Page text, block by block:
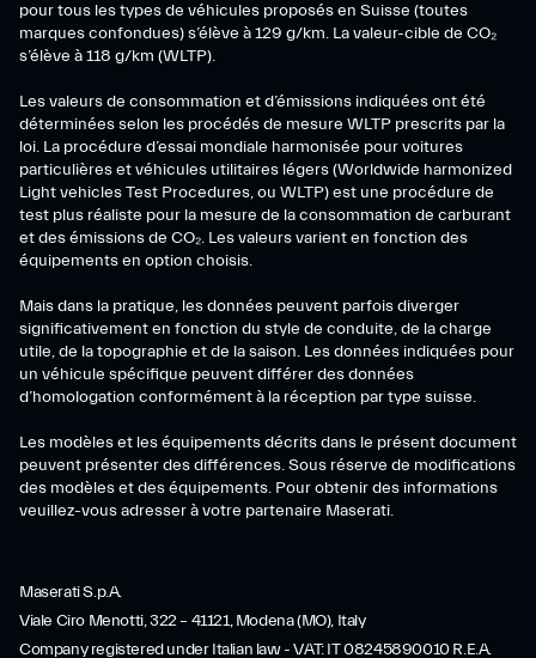
pour tous les types de véhicules proposés en Suisse (toutes
marques confondues) s’élève à 129 g/km. La valeur-cible de CO₂
s’élève à 118 g/km (WLTP).
Les valeurs de consommation et d’émissions indiquées ont été
déterminées selon les procédés de mesure WLTP prescrits par la
loi. La procédure d’essai mondiale harmonisée pour voitures
particulières et véhicules utilitaires légers (Worldwide harmonized
Light vehicles Test Procedures, ou WLTP) est une procédure de
test plus réaliste pour la mesure de la consommation de carburant
et des émissions de CO₂. Les valeurs varient en fonction des
équipements en option choisis.
Mais dans la pratique, les données peuvent parfois diverger
significativement en fonction du style de conduite, de la charge
utile, de la topographie et de la saison. Les données indiquées pour
un véhicule spécifique peuvent différer des données
d’homologation conformément à la réception par type suisse.
Les modèles et les équipements décrits dans le présent document
peuvent présenter des différences. Sous réserve de modifications
des modèles et des équipements. Pour obtenir des informations
veuillez-vous adresser à votre partenaire Maserati.
Maserati S.p.A.
Viale Ciro Menotti, 322 – 41121, Modena (MO), Italy
Company registered under Italian law - VAT: IT 08245890010 R.E.A.